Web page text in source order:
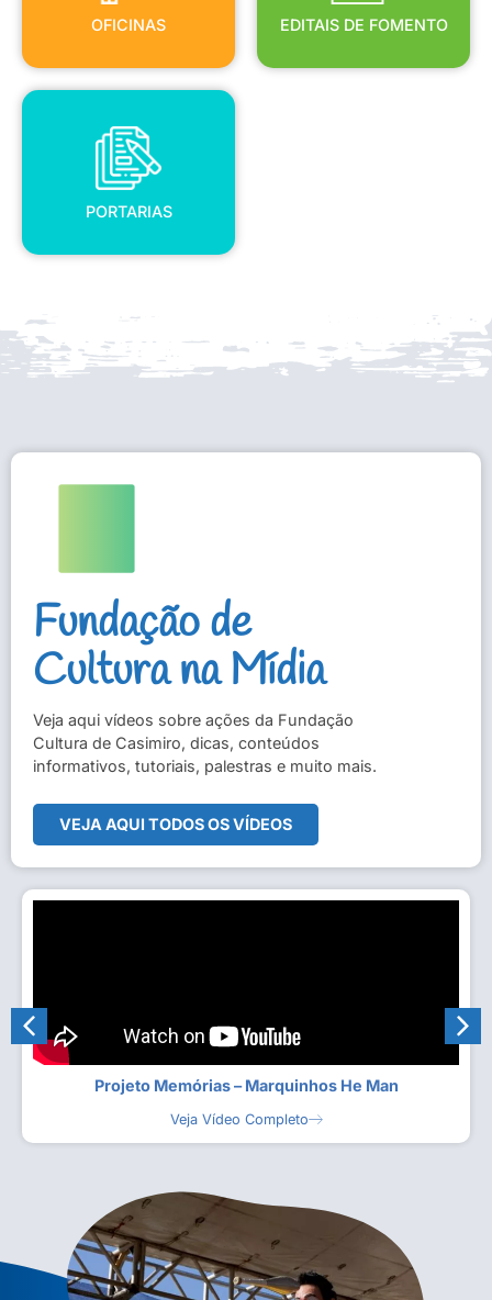
OFICINAS EDITAIS DE FOMENTO
PORTARIAS
PORTARIAS
Fundação de
Cultura na Mídia
Veja aqui vídeos sobre ações da Fundação
Cultura de Casimiro, dicas, conteúdos
informativos, tutoriais, palestras e muito mais.
VEJA AQUI TODOS OS VÍDEOS
Projeto Memórias – Marquinhos He Man
Veja Vídeo Completo